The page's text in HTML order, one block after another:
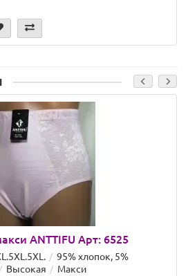
ANTTIFU Арт: 6525
95% хлопок, 5%
Высокая
Макси